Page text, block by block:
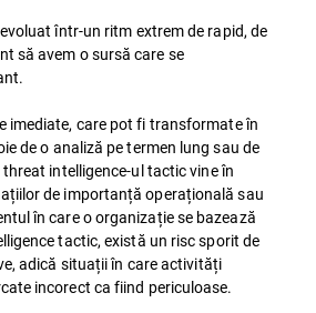
într-un ritm extrem de rapid, de
să avem o sursă care se
imediate, care pot fi transformate în
de o analiză pe termen lung sau de
intelligence-ul tactic vine în
de importanță operațională sau
în care o organizație se bazează
tactic, există un risc sporit de
adică situații în care activități
incorect ca fiind periculoase.